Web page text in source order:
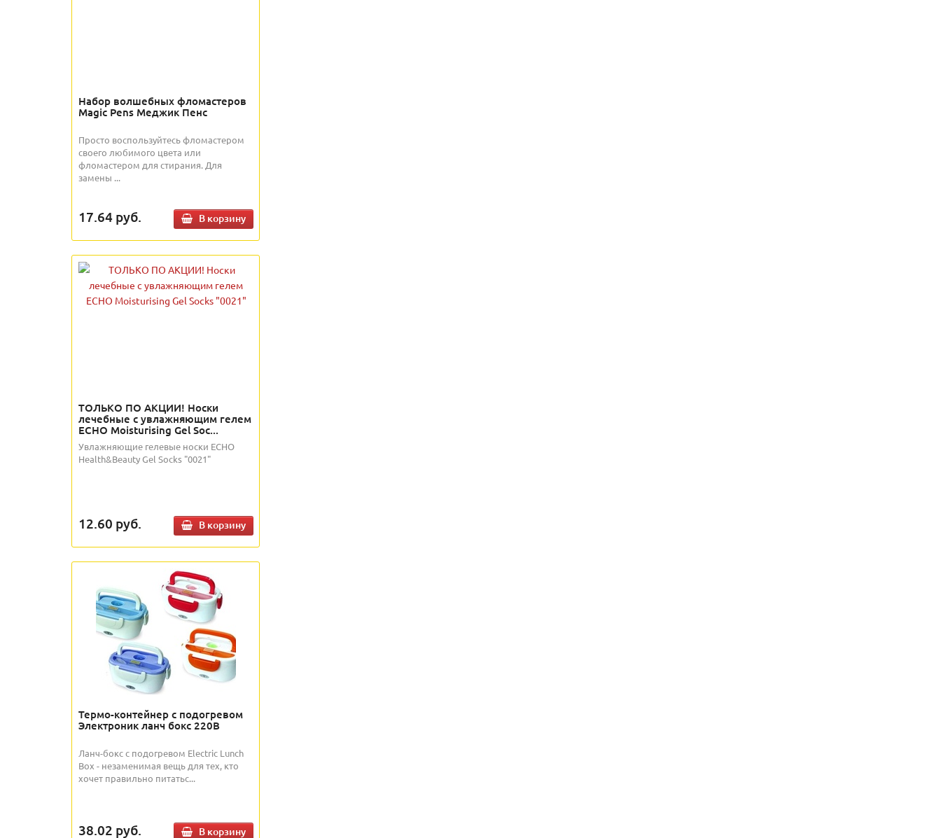
Набор волшебных фломастеров
Magic Pens Меджик Пенс
Просто воспользуйтесь фломастером
своего любимого цвета или
фломастером для стирания. Для
замены ...
17.64 руб. В корзину
ТОЛЬКО ПО АКЦИИ! Носки
лечебные с увлажняющим гелем
ECHO Moisturising Gel Soc...
Увлажняющие гелевые носки ECHO
Health&Beauty Gel Socks "0021"
12.60 руб. В корзину
Термо-контейнер с подогревом
Электроник ланч бокс 220В
Ланч-бокс с подогревом Electric Lunch
Box - незаменимая вещь для тех, кто
хочет правильно питатьс...
38.02 руб. В корзину